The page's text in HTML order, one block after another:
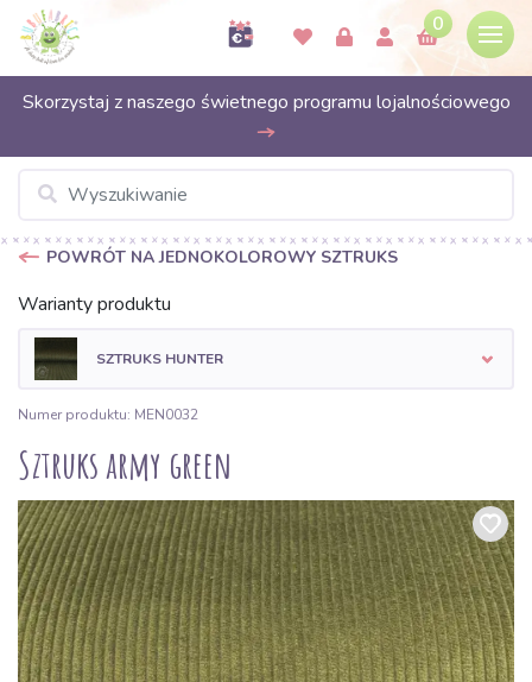
0
Skorzystaj z naszego świetnego programu lojalnościowego
POWRÓT NA JEDNOKOLOROWY SZTRUKS
Warianty produktu
SZTRUKS HUNTER
Numer produktu: MEN0032
Sztruks army green